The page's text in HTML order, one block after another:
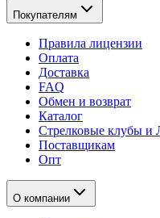
Покупателям
Правила лицензии
Оплата
Доставка
FAQ
Обмен и возврат
Каталог
Стрелковые клубы и
Поставщикам
Опт
О компании